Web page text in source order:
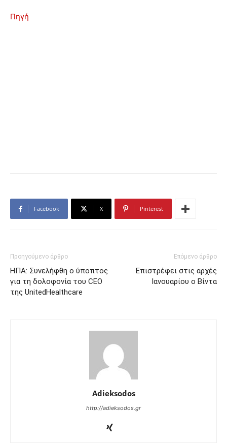
Πηγή
Facebook X Pinterest
Προηγούμενο άρθρο
ΗΠΑ: Συνελήφθη ο ύποπτος
για τη δολοφονία του CEO
της UnitedHealthcare
Επόμενο άρθρο
Επιστρέφει στις αρχές
Ιανουαρίου ο Βίντα
Adieksodos
http://adieksodos.gr